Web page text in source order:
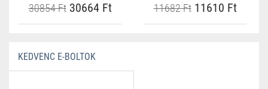
30854 Ft30664 Ft 11682 Ft11610 Ft
KEDVENC E-BOLTOK